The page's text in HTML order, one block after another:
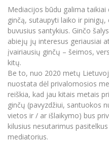
Projektai
Akademinė
Mokymų LAB
Mokslo
Kasmetiniai
Universiteto
Atributika
Naujienos
Studentams
Studentams
Partnerystės
Darnus
Privatumo
Švietimo ir
Teisės LL.M.
Papildomosios
Pedagogų
Profesinės
Personalo
Privačių
Informacija
Studijų Moodle
Mediacijos būdu galima
ginčą, sutaupyti laiko ir
buvusius santykius. Ginčo
abiejų jų interesus geriausiai
įvairiausių ginčų – šeimos,
kitų.
Be to, nuo 2020 metų
nuostata dėl privalomosios
reiškia, kad jau kitais metais
ginčų (pavyzdžiui, santuokos
vietos ir / ar išlaikymo) bus
kilusius nesutarimus
mediatorius.